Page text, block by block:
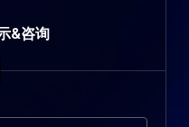
&咨询